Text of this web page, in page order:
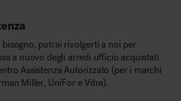
bisogno, potrai rivolgerti a noi per
a nuovo degli arredi ufficio acquistati
Assistenza Autorizzato (per i marchi
Miller, UniFor e Vitra).